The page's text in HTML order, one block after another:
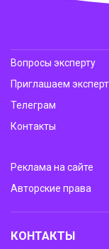
Вопросы эксперту
Приглашаем
Телеграм
Контакты
Реклама на сайте
Авторские права
КОНТАКТЫ